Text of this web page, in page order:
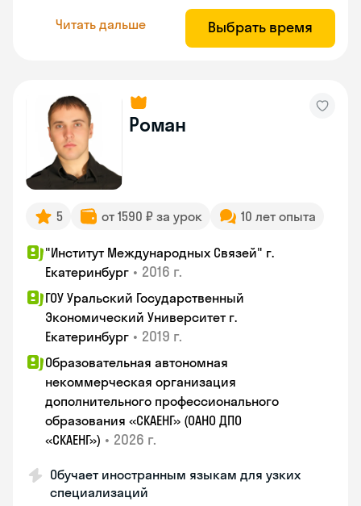
Читать дальше Выбрать время
Роман
5 от 1590 ₽ за урок 10 лет опыта
"Институт Международных Связей" г.
Екатеринбург • 2016 г.
ГОУ Уральский Государственный
Экономический Университет г.
Екатеринбург • 2019 г.
Образовательная автономная
некоммерческая организация
дополнительного профессионального
образования «СКАЕНГ» (ОАНО ДПО
«СКАЕНГ») • 2026 г.
Обучает иностранным языкам для узких
специализаций